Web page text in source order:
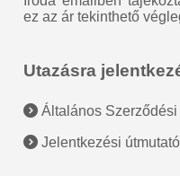
ez az ár tekinthető
Utazásra
Általános
Jelentkezési útmutató